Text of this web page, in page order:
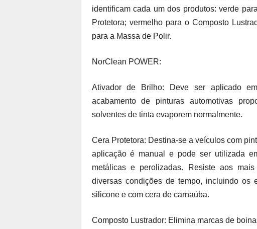
identificam cada um dos produtos: verde
Protetora; vermelho para o Composto
para a Massa de Polir.
NorClean POWER:
Ativador de Brilho: Deve ser aplicado
acabamento de pinturas automotivas
solventes de tinta evaporem normalmente.
Cera Protetora: Destina-se a veículos com
aplicação é manual e pode ser utilizada
metálicas e perolizadas. Resiste aos
diversas condições de tempo, incluindo os
silicone e com cera de carnaúba.
Composto Lustrador: Elimina marcas de